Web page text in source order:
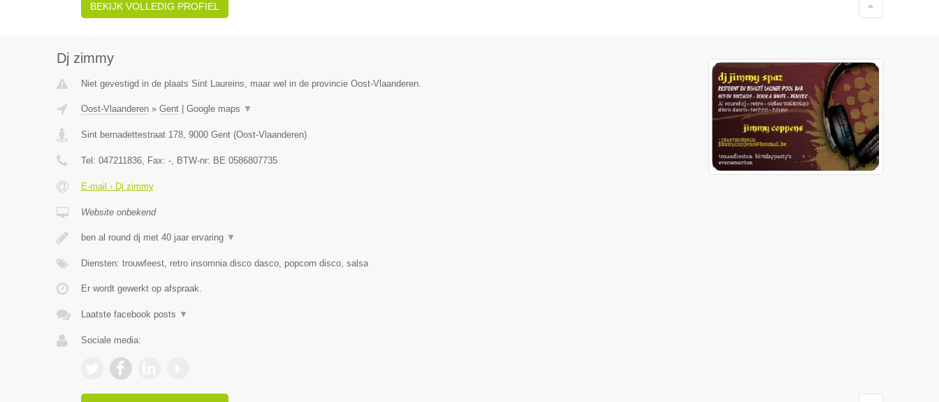
BEKIJK VOLLEDIG PROFIEL
Dj zimmy
Niet gevestigd in de plaats Sint Laureins, maar wel in de provincie Oost-Vlaanderen.
Oost-Vlaanderen» Gent| Google maps ▼
Sint bernadettestraat 178, 9000 Gent(Oost-Vlaanderen)
Tel: 047211836, Fax: -, BTW-nr: BE 0586807735
E-mail › Dj zimmy
Website onbekend
ben al round dj met 40 jaar ervaring ▼
Diensten: trouwfeest, retro insomnia disco dasco, popcorn disco, salsa
Er wordt gewerkt op afspraak.
Laatste facebook posts ▼
Sociale media: